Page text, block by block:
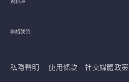
聯絡我們
私隱聲明 使用條款 社交媒體政策